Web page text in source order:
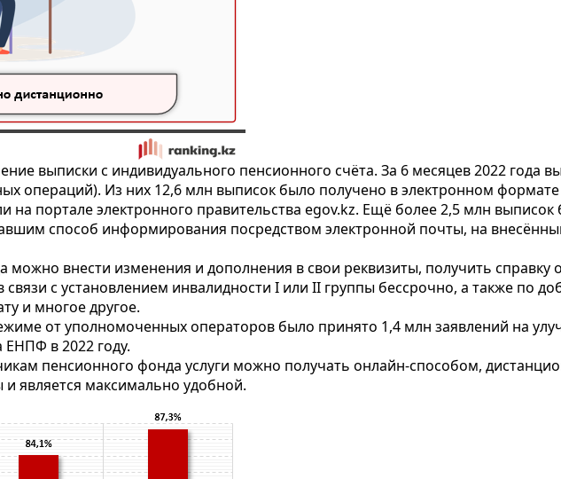
выписки с индивидуального пенсионного счёта. За 6 месяцев 2022 года
операций). Из них 12,6 млн выписок было получено в электронном
портале электронного правительства egov.kz. Ещё более 2,5 млн выписок
способ информирования посредством электронной почты, на
можно внести изменения и дополнения в свои реквизиты, получить
с установлением инвалидности I или II группы бессрочно, а также по
и многое другое.
от уполномоченных операторов было принято 1,4 млн заявлений на
ЕНПФ в 2022 году.
пенсионного фонда услуги можно получать онлайн-способом,
является максимально удобной.